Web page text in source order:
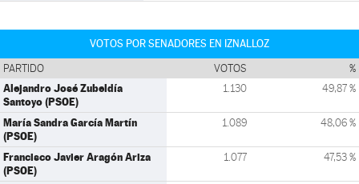
VOTOS POR SENADORES EN IZNALLOZ
PARTIDO VOTOS %
Alejandro José Zubeldía
Santoyo (PSOE)
1.130 49,87 %
María Sandra García Martín
(PSOE)
1.089 48,06 %
Francisco Javier Aragón Ariza
(PSOE)
1.077 47,53 %